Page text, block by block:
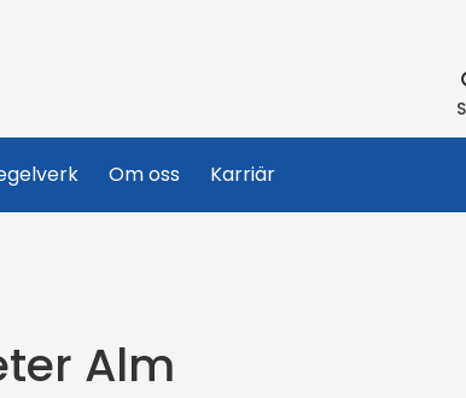
Om oss Karriär
Alm